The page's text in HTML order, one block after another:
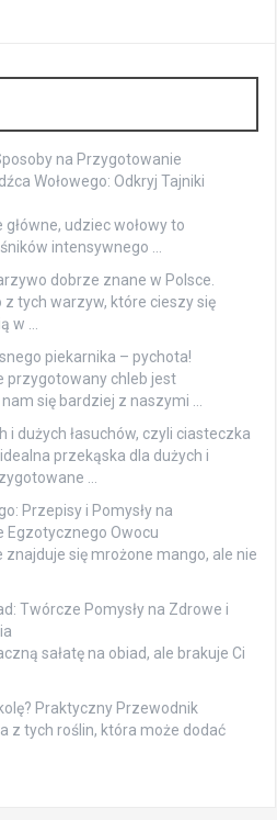
na Przygotowanie
Wołowego: Odkryj Tajniki
udziec wołowy to
intensywnego …
dobrze znane w Polsce.
z tych warzyw, które cieszy się
w …
piekarnika – pychota!
przygotowany chleb jest
się bardziej z naszymi …
i dużych łasuchów, czyli ciasteczka
przekąska dla dużych i
…
Przepisy i Pomysły na
Egzotycznego Owocu
się mrożone mango, ale nie
Twórcze Pomysły na Zdrowe i
sałatę na obiad, ale brakuje Ci
Praktyczny Przewodnik
z tych roślin, która może dodać